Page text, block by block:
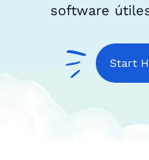
software
Start